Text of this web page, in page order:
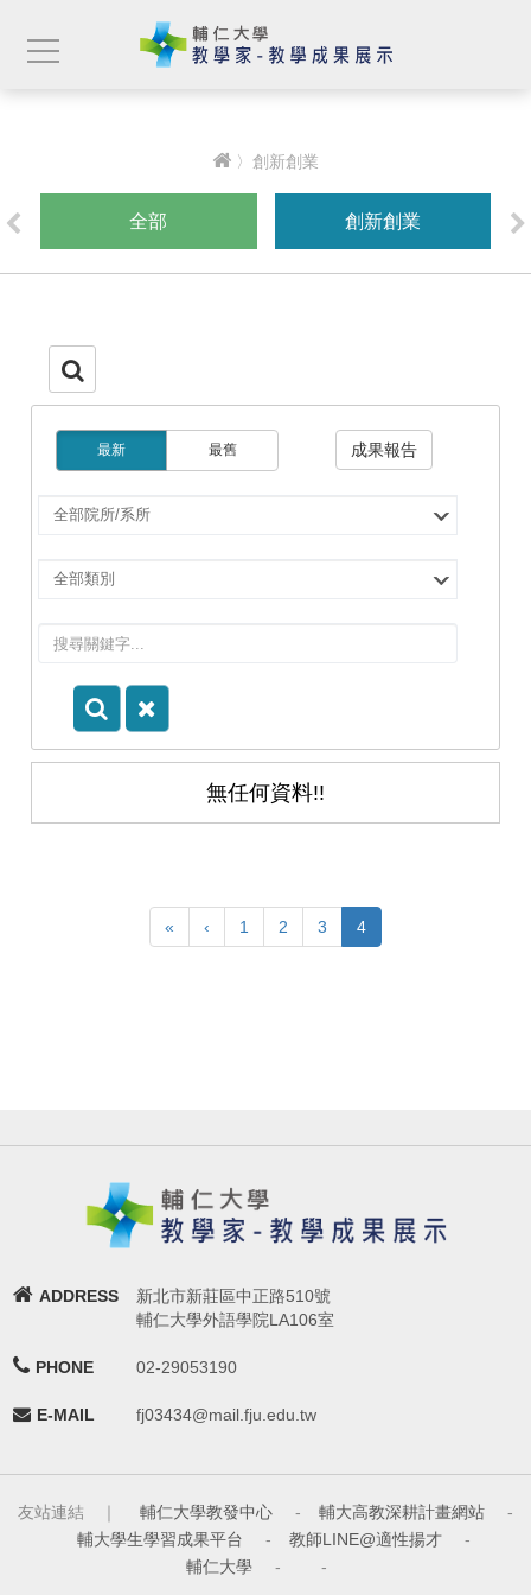
〉創新創業
全部 創新創業
最新 最舊 成果報告
選
所/
所
選
別
無任何資料!!
« ‹ 1 2 3 4
ADDRESS
新北市新莊區中正路510號
輔仁大學外語學院LA106室
PHONE 02-29053190
E-MAIL fj03434@mail.fju.edu.tw
友站連結 ｜ 輔仁大學教發中心 - 輔大高教深耕計畫網站
-
輔大學生學習成果平台
- 教師LINE@適性揚才
-
輔仁大學
- -